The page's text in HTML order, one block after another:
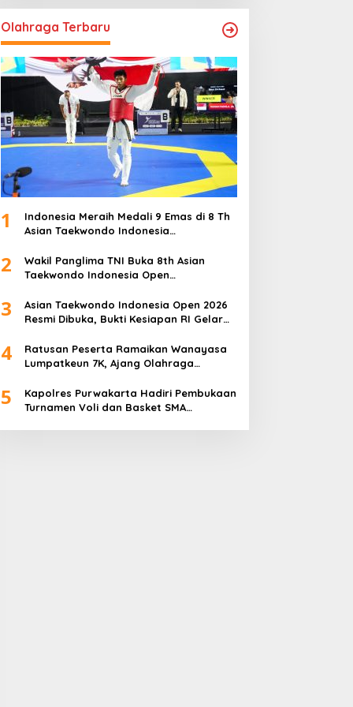
Olahraga Terbaru
1
Indonesia Meraih Medali 9 Emas di 8 Th
Asian Taekwondo Indonesia
2
Wakil Panglima TNI Buka 8th Asian
Taekwondo Indonesia Open
3
Asian Taekwondo Indonesia Open 2026
Resmi Dibuka, Bukti Kesiapan RI Gelar
4
Ratusan Peserta Ramaikan Wanayasa
Lumpatkeun 7K, Ajang Olahraga
5
Kapolres Purwakarta Hadiri Pembukaan
Turnamen Voli dan Basket SMA